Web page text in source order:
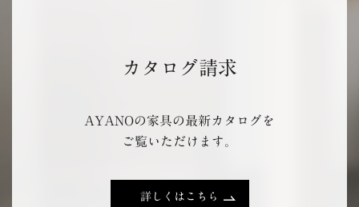
カタログ請求
AYANOの家具の最新カタログを
ご覧いただけます。
詳しくはこちら